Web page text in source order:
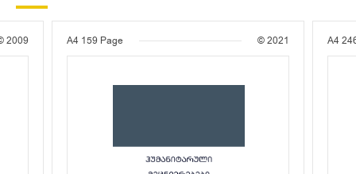
2009 A4 159 Page © 2021 A4